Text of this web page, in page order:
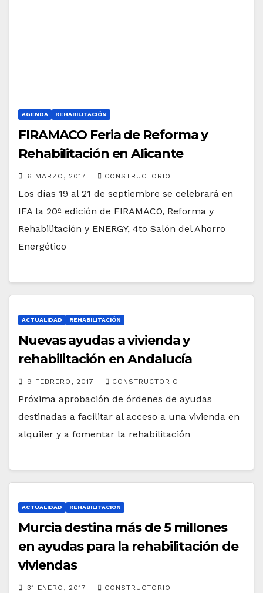
AGENDA REHABILITACIÓN
FIRAMACO Feria de Reforma y
Rehabilitación en Alicante
6 MARZO, 2017 CONSTRUCTORIO
Los días 19 al 21 de septiembre se celebrará en
IFA la 20ª edición de FIRAMACO, Reforma y
Rehabilitación y ENERGY, 4to Salón del Ahorro
Energético
ACTUALIDAD REHABILITACIÓN
Nuevas ayudas a vivienda y
rehabilitación en Andalucía
9 FEBRERO, 2017 CONSTRUCTORIO
Próxima aprobación de órdenes de ayudas
destinadas a facilitar al acceso a una vivienda en
alquiler y a fomentar la rehabilitación
ACTUALIDAD REHABILITACIÓN
Murcia destina más de 5 millones
en ayudas para la rehabilitación de
viviendas
31 ENERO, 2017 CONSTRUCTORIO